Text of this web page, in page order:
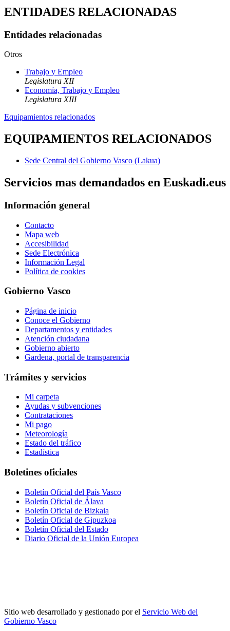
ENTIDADES RELACIONADAS
Entidades relacionadas
Otros
Trabajo y Empleo
Legislatura XII
Economía, Trabajo y Empleo
Legislatura XIII
Equipamientos relacionados
EQUIPAMIENTOS RELACIONADOS
Sede Central del Gobierno Vasco (Lakua)
Servicios mas demandados en Euskadi.eus
Información general
Contacto
Mapa web
Accesibilidad
Sede Electrónica
Información Legal
Política de cookies
Gobierno Vasco
Página de inicio
Conoce el Gobierno
Departamentos y entidades
Atención ciudadana
Gobierno abierto
Gardena, portal de transparencia
Trámites y servicios
Mi carpeta
Ayudas y subvenciones
Contrataciones
Mi pago
Meteorología
Estado del tráfico
Estadística
Boletines oficiales
Boletín Oficial del País Vasco
Boletín Oficial de Álava
Boletín Oficial de Bizkaia
Boletín Oficial de Gipuzkoa
Boletín Oficial del Estado
Diario Oficial de la Unión Europea
Sitio web desarrollado y gestionado por el Servicio Web del
Gobierno Vasco